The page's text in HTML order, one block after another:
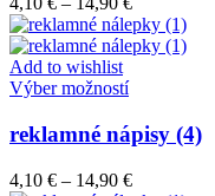
Možnosti
si
môžete
vybrať
na
stránke
produktu.
range:
4,10 €
Add to wishlist
Výber možnostíTento
má
viacero
variantov.
reklamné nápisy (4)
4,10 € – 14,90 €Price